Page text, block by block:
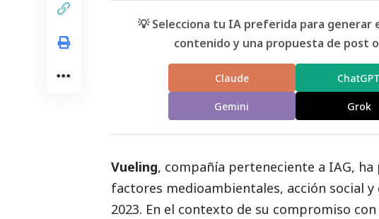
💡 Selecciona tu IA preferida para generar
contenido y una propuesta de post
Claude ChatGPT
Gemini Grok
Vueling, compañía perteneciente a IAG,
factores medioambientales, acción social y
2023. En el contexto de su compromiso